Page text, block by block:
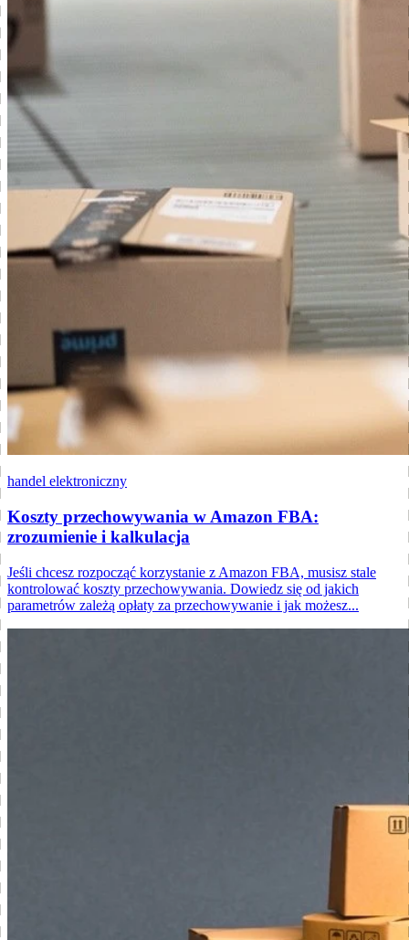
handel elektroniczny
Koszty przechowywania w Amazon FBA:
zrozumienie i kalkulacja
Jeśli chcesz rozpocząć korzystanie z Amazon FBA, musisz stale
kontrolować koszty przechowywania. Dowiedz się od jakich
parametrów zależą opłaty za przechowywanie i jak możesz...